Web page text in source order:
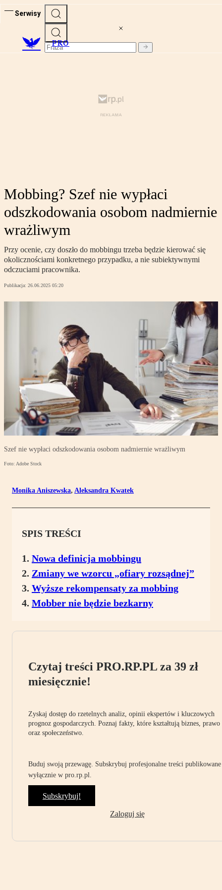
Serwisy
PRO
Mobbing? Szef nie wypłaci
odszkodowania osobom nadmiernie
wrażliwym
Przy ocenie, czy doszło do mobbingu trzeba będzie kierować się
okolicznościami konkretnego przypadku, a nie subiektywnymi
odczuciami pracownika.
Publikacja: 26.06.2025 05:20
Szef nie wypłaci odszkodowania osobom nadmiernie wrażliwym
Foto: Adobe Stock
Monika Aniszewska, Aleksandra Kwatek
SPIS TREŚCI
Nowa definicja mobbingu
Zmiany we wzorcu „ofiary rozsądnej”
Wyższe rekompensaty za mobbing
Mobber nie będzie bezkarny
Czytaj treści PRO.RP.PL za 39 zł
miesięcznie!
Zyskaj dostęp do rzetelnych analiz, opinii ekspertów i kluczowych
prognoz gospodarczych. Poznaj fakty, które kształtują biznes, prawo
oraz społeczeństwo.
Buduj swoją przewagę. Subskrybuj profesjonalne treści publikowane
wyłącznie w pro.rp.pl.
Subskrybuj!
Zaloguj się